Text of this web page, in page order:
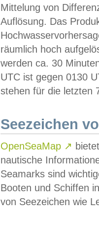
Mittelung von
Auflösung. Das
räumlich hoch
werden ca. 30
UTC ist gegen 0130
stehen für die letzten
Seezeichen
OpenSeaMap ↗
nautische
Seamarks sind
Booten und Schiffen
von Seezeichen wie